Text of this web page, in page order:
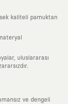
kaliteli pamuktan
uluslararası
ve dengeli